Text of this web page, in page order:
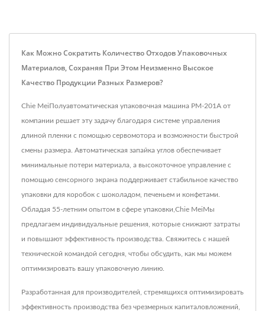
Как Можно Сократить Количество Отходов Упаковочных
Материалов, Сохраняя При Этом Неизменно Высокое
Качество Продукции Разных Размеров?
Chie MeiПолуавтоматическая упаковочная машина PM-201A от
компании решает эту задачу благодаря системе управления
длиной пленки с помощью сервомотора и возможности быстрой
смены размера. Автоматическая запайка углов обеспечивает
минимальные потери материала, а высокоточное управление с
помощью сенсорного экрана поддерживает стабильное качество
упаковки для коробок с шоколадом, печеньем и конфетами.
Обладая 55-летним опытом в сфере упаковки,Chie MeiМы
предлагаем индивидуальные решения, которые снижают затраты
и повышают эффективность производства. Свяжитесь с нашей
технической командой сегодня, чтобы обсудить, как мы можем
оптимизировать вашу упаковочную линию.
Разработанная для производителей, стремящихся оптимизировать
эффективность производства без чрезмерных капиталовложений,